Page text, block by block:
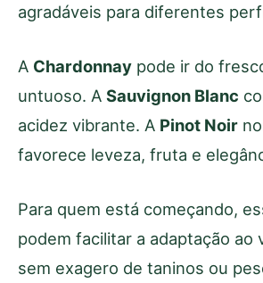
agradáveis para diferentes
A Chardonnay pode ir do
untuoso. A Sauvignon Blanc
acidez vibrante. A Pinot Noir
favorece leveza, fruta e
Para quem está começando,
podem facilitar a adaptação ao
sem exagero de taninos ou